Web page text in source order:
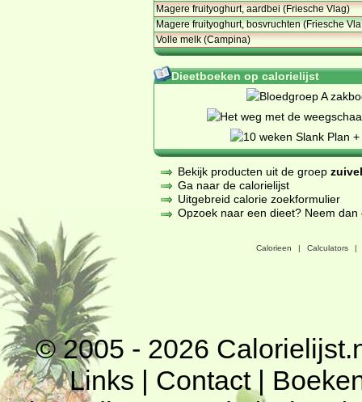
Magere fruityoghurt, aardbei (Friesche Vlag)
Magere fruityoghurt, bosvruchten (Friesche Vla
Volle melk (Campina)
Dieetboeken op calorielijst
Bekijk producten uit de groep
Ga naar de calorielijst
Uitgebreid calorie zoekformulier
Opzoek naar een dieet? Neem
Calorieen | Calculators |
© 2005 - 2026
Links | Contact|